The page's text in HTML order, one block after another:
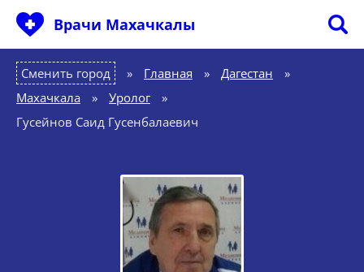
Врачи Махачкалы
Сменить город Главная » Дагестан
»
Махачкала
» Уролог
»
Гусейнов Саид Гусенбалаевич